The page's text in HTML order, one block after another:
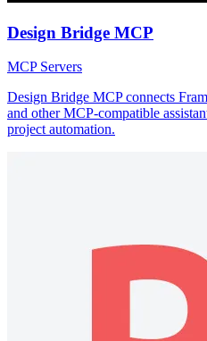
Design Bridge MCP
MCP Servers
Design Bridge MCP connects
and other MCP-compatible
project automation.